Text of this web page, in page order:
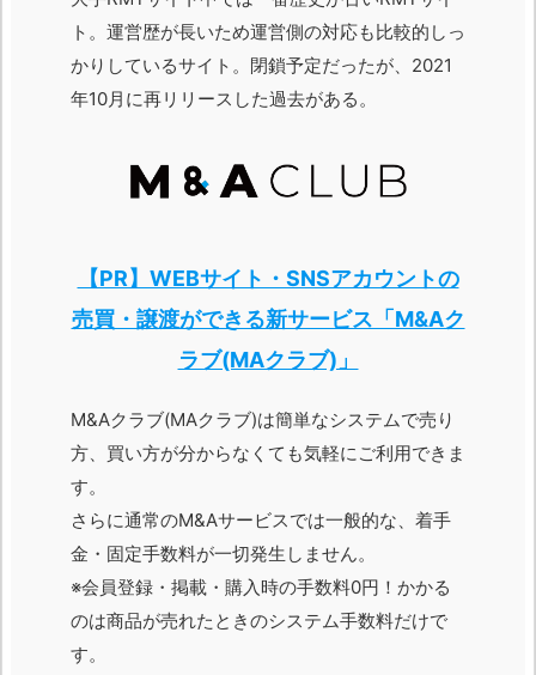
ト。運営歴が長いため運営側の対応も比較的しっ
かりしているサイト。閉鎖予定だったが、2021
年10月に再リリースした過去がある。
【PR】WEBサイト・SNSアカウントの
売買・譲渡ができる新サービス「M&Aク
ラブ(MAクラブ)」
M&Aクラブ(MAクラブ)は簡単なシステムで売り
方、買い方が分からなくても気軽にご利用できま
す。
さらに通常のM&Aサービスでは一般的な、着手
金・固定手数料が一切発生しません。
※会員登録・掲載・購入時の手数料0円！かかる
のは商品が売れたときのシステム手数料だけで
す。